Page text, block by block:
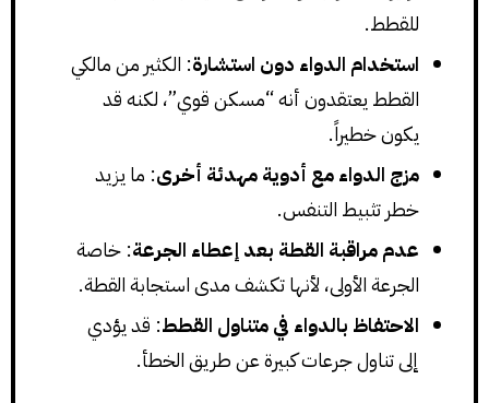
للقطط.
استخدام الدواء دون استشارة: الكثير من مالكي
القطط يعتقدون أنه “مسكن قوي”، لكنه قد
يكون خطيراً.
مزج الدواء مع أدوية مهدئة أخرى: ما يزيد
خطر تثبيط التنفس.
عدم مراقبة القطة بعد إعطاء الجرعة: خاصة
الجرعة الأولى، لأنها تكشف مدى استجابة القطة.
الاحتفاظ بالدواء في متناول القطط: قد يؤدي
إلى تناول جرعات كبيرة عن طريق الخطأ.